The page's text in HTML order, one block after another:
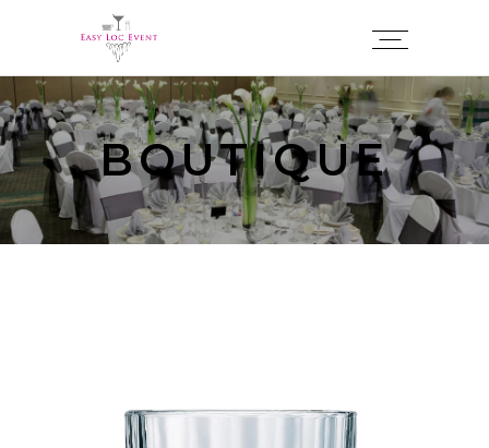
BOUTIQUE
Panneau de gestion des cookies